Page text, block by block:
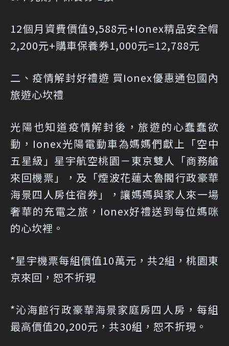
12個月資費價值9,588元+Ionex精品安全帽
2,200元+購車保養券1,000元=12,788元
二、疫情解封好禮遊 買Ionex優惠通包國內
旅遊心坎禮
光陽也知道疫情解封後，旅遊的心蠢蠢欲
動，Ionex光陽電動車為媽媽們獻上「空中
五星級」星宇航空桃園－東京雙人「商務艙
來回機票」，及「煙波花蓮太魯閣行政豪華
海景四人房住宿券」，讓媽媽與家人來一場
奢華的充電之旅，Ionex好禮送到每位媽咪
的心坎裡。
*星宇機票每組價值10萬元，共2組，桃園東
京來回，恕不折現
*沁海館行政豪華海景家庭房四人房，每組
最高價值20,200元，共30組，恕不折現。